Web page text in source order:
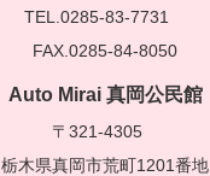
TEL.0285-83-7731
FAX.0285-84-8050
Auto Mirai 真岡公民館
〒321-4305
栃木県真岡市荒町1201番地